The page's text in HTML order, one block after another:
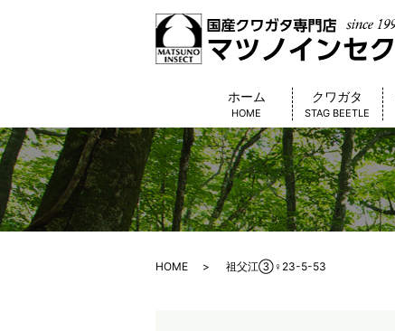
ホーム
HOME
クワガタ
STAG BEETLE
HOME 祖父江③♀23-5-53